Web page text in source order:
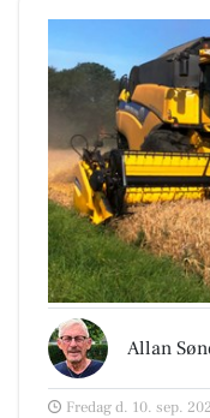
Allan
Fredag d. 10. sep.